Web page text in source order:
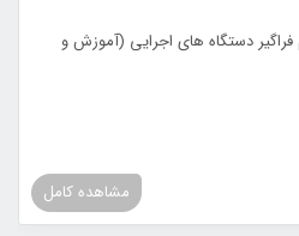
دستگاه های اجرایی (آموزش و
مشاهده کامل